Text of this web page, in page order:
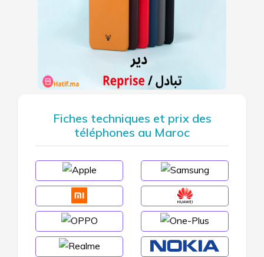
Fiches techniques et prix des
téléphones au Maroc